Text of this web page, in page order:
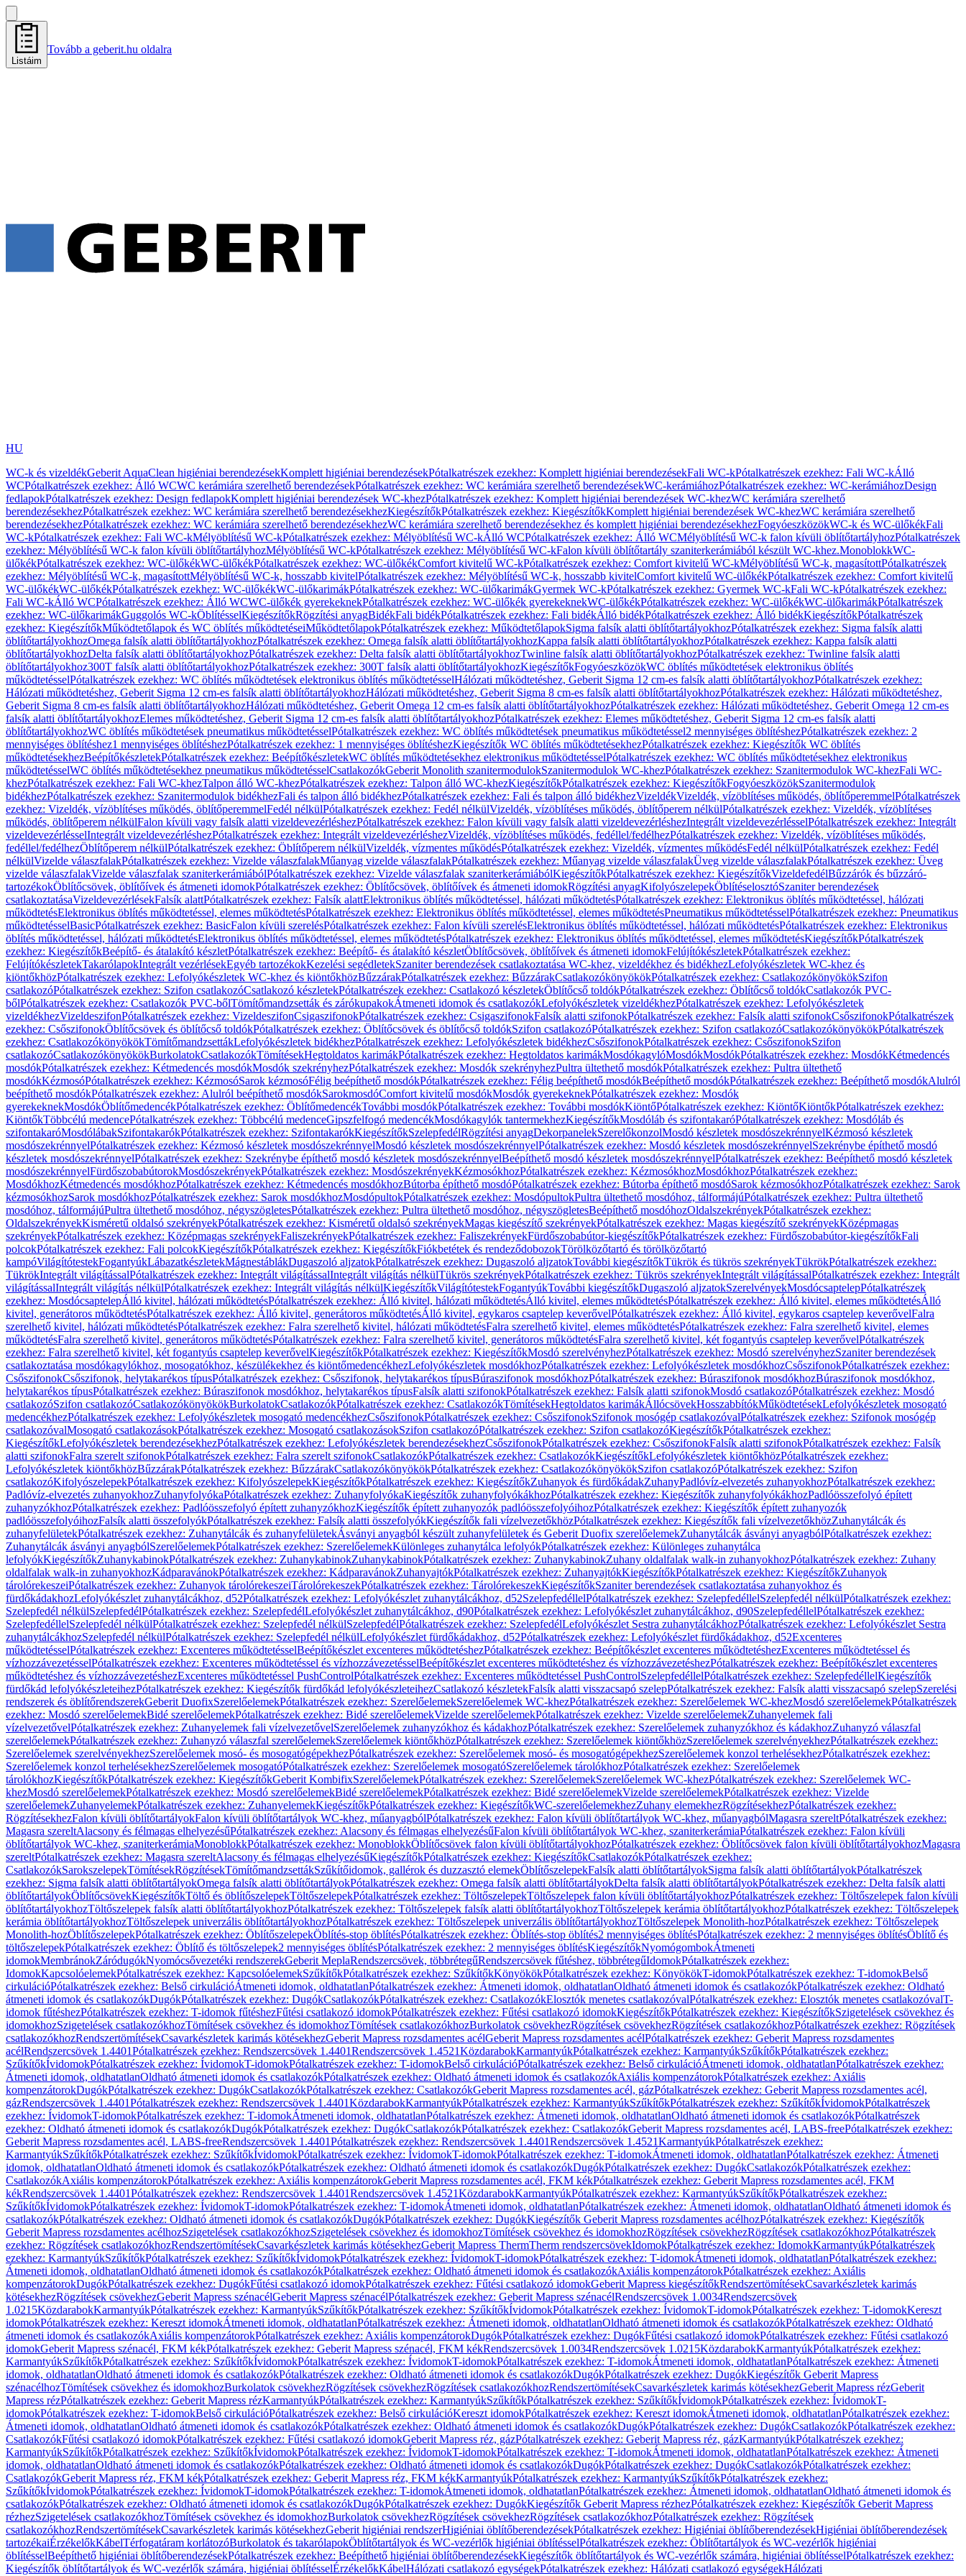
Listáim
Tovább a geberit.hu oldalra
HU
WC-k és vizeldékGeberit AquaClean higiéniai berendezésekKomplett higiéniai berendezésekPótalkatrészek ezekhez: Komplett higiéniai berendezésekFali WC-kPótalkatrészek ezekhez: Fali WC-kÁlló
WCPótalkatrészek ezekhez: Álló WCWC kerámiára szerelhető berendezésekPótalkatrészek ezekhez: WC kerámiára szerelhető berendezésekWC-kerámiáhozPótalkatrészek ezekhez: WC-kerámiáhozDesign
fedlapokPótalkatrészek ezekhez: Design fedlapokKomplett higiéniai berendezések WC-khezPótalkatrészek ezekhez: Komplett higiéniai berendezések WC-khezWC kerámiára szerelhető
berendezésekhezPótalkatrészek ezekhez: WC kerámiára szerelhető berendezésekhezKiegészítőkPótalkatrészek ezekhez: KiegészítőkKomplett higiéniai berendezések WC-khezWC kerámiára szerelhető
berendezésekhezPótalkatrészek ezekhez: WC kerámiára szerelhető berendezésekhezWC kerámiára szerelhető berendezésekhez és komplett higiéniai berendezésekhezFogyóeszközökWC-k és WC-ülőkékFali
WC-kPótalkatrészek ezekhez: Fali WC-kMélyöblítésű WC-kPótalkatrészek ezekhez: Mélyöblítésű WC-kÁlló WCPótalkatrészek ezekhez: Álló WCMélyöblítésű WC-k falon kívüli öblítőtartályhozPótalkatrészek
ezekhez: Mélyöblítésű WC-k falon kívüli öblítőtartályhozMélyöblítésű WC-kPótalkatrészek ezekhez: Mélyöblítésű WC-kFalon kívüli öblítőtartály szaniterkerámiából készült WC-khez.MonoblokkWC-
ülőkékPótalkatrészek ezekhez: WC-ülőkékWC-ülőkékPótalkatrészek ezekhez: WC-ülőkékComfort kivitelű WC-kPótalkatrészek ezekhez: Comfort kivitelű WC-kMélyöblítésű WC-k, magasítottPótalkatrészek
ezekhez: Mélyöblítésű WC-k, magasítottMélyöblítésű WC-k, hosszabb kivitelPótalkatrészek ezekhez: Mélyöblítésű WC-k, hosszabb kivitelComfort kivitelű WC-ülőkékPótalkatrészek ezekhez: Comfort kivitelű
WC-ülőkékWC-ülőkékPótalkatrészek ezekhez: WC-ülőkékWC-ülőkarimákPótalkatrészek ezekhez: WC-ülőkarimákGyermek WC-kPótalkatrészek ezekhez: Gyermek WC-kFali WC-kPótalkatrészek ezekhez:
Fali WC-kÁlló WCPótalkatrészek ezekhez: Álló WCWC-ülőkék gyerekeknekPótalkatrészek ezekhez: WC-ülőkék gyerekeknekWC-ülőkékPótalkatrészek ezekhez: WC-ülőkékWC-ülőkarimákPótalkatrészek
ezekhez: WC-ülőkarimákGuggolós WC-kÖblítésselKiegészítőkRögzítési anyagBidékFali bidékPótalkatrészek ezekhez: Fali bidékÁlló bidékPótalkatrészek ezekhez: Álló bidékKiegészítőkPótalkatrészek
ezekhez: KiegészítőkMűködtetőlapok és WC öblítés működtetéseiMűködtetőlapokPótalkatrészek ezekhez: MűködtetőlapokSigma falsík alatti öblítőtartályokhozPótalkatrészek ezekhez: Sigma falsík alatti
öblítőtartályokhozOmega falsík alatti öblítőtartályokhozPótalkatrészek ezekhez: Omega falsík alatti öblítőtartályokhozKappa falsík alatti öblítőtartályokhozPótalkatrészek ezekhez: Kappa falsík alatti
öblítőtartályokhozDelta falsík alatti öblítőtartályokhozPótalkatrészek ezekhez: Delta falsík alatti öblítőtartályokhozTwinline falsík alatti öblítőtartályokhozPótalkatrészek ezekhez: Twinline falsík alatti
öblítőtartályokhoz300T falsík alatti öblítőtartályokhozPótalkatrészek ezekhez: 300T falsík alatti öblítőtartályokhozKiegészítőkFogyóeszközökWC öblítés működtetések elektronikus öblítés
működtetésselPótalkatrészek ezekhez: WC öblítés működtetések elektronikus öblítés működtetésselHálózati működtetéshez, Geberit Sigma 12 cm-es falsík alatti öblítőtartályokhozPótalkatrészek ezekhez:
Hálózati működtetéshez, Geberit Sigma 12 cm-es falsík alatti öblítőtartályokhozHálózati működtetéshez, Geberit Sigma 8 cm-es falsík alatti öblítőtartályokhozPótalkatrészek ezekhez: Hálózati működtetéshez,
Geberit Sigma 8 cm-es falsík alatti öblítőtartályokhozHálózati működtetéshez, Geberit Omega 12 cm-es falsík alatti öblítőtartályokhozPótalkatrészek ezekhez: Hálózati működtetéshez, Geberit Omega 12 cm-es
falsík alatti öblítőtartályokhozElemes működtetéshez, Geberit Sigma 12 cm-es falsík alatti öblítőtartályokhozPótalkatrészek ezekhez: Elemes működtetéshez, Geberit Sigma 12 cm-es falsík alatti
öblítőtartályokhozWC öblítés működtetések pneumatikus működtetésselPótalkatrészek ezekhez: WC öblítés működtetések pneumatikus működtetéssel2 mennyiséges öblítéshezPótalkatrészek ezekhez: 2
mennyiséges öblítéshez1 mennyiséges öblítéshezPótalkatrészek ezekhez: 1 mennyiséges öblítéshezKiegészítők WC öblítés működtetésekhezPótalkatrészek ezekhez: Kiegészítők WC öblítés
működtetésekhezBeépítőkészletekPótalkatrészek ezekhez: BeépítőkészletekWC öblítés működtetésekhez elektronikus működtetésselPótalkatrészek ezekhez: WC öblítés működtetésekhez elektronikus
működtetésselWC öblítés működtetésekhez pneumatikus működtetésselCsatlakozókGeberit Monolith szanitermodulokSzanitermodulok WC-khezPótalkatrészek ezekhez: Szanitermodulok WC-khezFali WC-
khezPótalkatrészek ezekhez: Fali WC-khezTalpon álló WC-khezPótalkatrészek ezekhez: Talpon álló WC-khezKiegészítőkPótalkatrészek ezekhez: KiegészítőkFogyóeszközökSzanitermodulok
bidékhezPótalkatrészek ezekhez: Szanitermodulok bidékhezFali és talpon álló bidékhezPótalkatrészek ezekhez: Fali és talpon álló bidékhezVizeldékVizeldék, vízöblítéses működés, öblítőperemmelPótalkatrészek
ezekhez: Vizeldék, vízöblítéses működés, öblítőperemmelFedél nélkülPótalkatrészek ezekhez: Fedél nélkülVizeldék, vízöblítéses működés, öblítőperem nélkülPótalkatrészek ezekhez: Vizeldék, vízöblítéses
működés, öblítőperem nélkülFalon kívüli vagy falsík alatti vizeldevezérléshezPótalkatrészek ezekhez: Falon kívüli vagy falsík alatti vizeldevezérléshezIntegrált vizeldevezérlésselPótalkatrészek ezekhez: Integrált
vizeldevezérlésselIntegrált vizeldevezérléshezPótalkatrészek ezekhez: Integrált vizeldevezérléshezVizeldék, vízöblítéses működés, fedéllel/fedélhezPótalkatrészek ezekhez: Vizeldék, vízöblítéses működés,
fedéllel/fedélhezÖblítőperem nélkülPótalkatrészek ezekhez: Öblítőperem nélkülVizeldék, vízmentes működésPótalkatrészek ezekhez: Vizeldék, vízmentes működésFedél nélkülPótalkatrészek ezekhez: Fedél
nélkülVizelde válaszfalakPótalkatrészek ezekhez: Vizelde válaszfalakMűanyag vizelde válaszfalakPótalkatrészek ezekhez: Műanyag vizelde válaszfalakÜveg vizelde válaszfalakPótalkatrészek ezekhez: Üveg
vizelde válaszfalakVizelde válaszfalak szaniterkerámiábólPótalkatrészek ezekhez: Vizelde válaszfalak szaniterkerámiábólKiegészítőkPótalkatrészek ezekhez: KiegészítőkVizeldefedélBűzzárók és bűzzáró-
tartozékokÖblítőcsövek, öblítőívek és átmeneti idomokPótalkatrészek ezekhez: Öblítőcsövek, öblítőívek és átmeneti idomokRögzítési anyagKifolyószelepekÖblítéselosztóSzaniter berendezések
csatlakoztatásaVizeldevezérlésekFalsík alattPótalkatrészek ezekhez: Falsík alattElektronikus öblítés működtetéssel, hálózati működtetésPótalkatrészek ezekhez: Elektronikus öblítés működtetéssel, hálózati
működtetésElektronikus öblítés működtetéssel, elemes működtetésPótalkatrészek ezekhez: Elektronikus öblítés működtetéssel, elemes működtetésPneumatikus működtetésselPótalkatrészek ezekhez: Pneumatikus
működtetésselBasicPótalkatrészek ezekhez: BasicFalon kívüli szerelésPótalkatrészek ezekhez: Falon kívüli szerelésElektronikus öblítés működtetéssel, hálózati működtetésPótalkatrészek ezekhez: Elektronikus
öblítés működtetéssel, hálózati működtetésElektronikus öblítés működtetéssel, elemes működtetésPótalkatrészek ezekhez: Elektronikus öblítés működtetéssel, elemes működtetésKiegészítőkPótalkatrészek
ezekhez: KiegészítőkBeépítő- és átalakító készletPótalkatrészek ezekhez: Beépítő- és átalakító készletÖblítőcsövek, öblítőívek és átmeneti idomokFelújítókészletekPótalkatrészek ezekhez:
FelújítókészletekTakarólapokIntegrált vezérlésekEgyéb tartozékokKezelési segédletekSzaniter berendezések csatlakoztatása WC-khez, vizeldékhez és bidékhezLefolyókészletek WC-khez és
kiöntőkhözPótalkatrészek ezekhez: Lefolyókészletek WC-khez és kiöntőkhözBűzzárakPótalkatrészek ezekhez: BűzzárakCsatlakozókönyökökPótalkatrészek ezekhez: CsatlakozókönyökökSzifon
csatlakozóPótalkatrészek ezekhez: Szifon csatlakozóCsatlakozó készletekPótalkatrészek ezekhez: Csatlakozó készletekÖblítőcső toldókPótalkatrészek ezekhez: Öblítőcső toldókCsatlakozók PVC-
bőlPótalkatrészek ezekhez: Csatlakozók PVC-bőlTömítőmandzsetták és zárókupakokÁtmeneti idomok és csatlakozókLefolyókészletek vizeldékhezPótalkatrészek ezekhez: Lefolyókészletek
vizeldékhezVizeldeszifonPótalkatrészek ezekhez: VizeldeszifonCsigaszifonokPótalkatrészek ezekhez: CsigaszifonokFalsík alatti szifonokPótalkatrészek ezekhez: Falsík alatti szifonokCsőszifonokPótalkatrészek
ezekhez: CsőszifonokÖblítőcsövek és öblítőcső toldókPótalkatrészek ezekhez: Öblítőcsövek és öblítőcső toldókSzifon csatlakozóPótalkatrészek ezekhez: Szifon csatlakozóCsatlakozókönyökökPótalkatrészek
ezekhez: CsatlakozókönyökökTömítőmandzsettákLefolyókészletek bidékhezPótalkatrészek ezekhez: Lefolyókészletek bidékhezCsőszifonokPótalkatrészek ezekhez: CsőszifonokSzifon
csatlakozóCsatlakozókönyökökBurkolatokCsatlakozókTömítésekHegtoldatos karimákPótalkatrészek ezekhez: Hegtoldatos karimákMosdókagylóMosdókMosdókPótalkatrészek ezekhez: MosdókKétmedencés
mosdókPótalkatrészek ezekhez: Kétmedencés mosdókMosdók szekrényhezPótalkatrészek ezekhez: Mosdók szekrényhezPultra ültethető mosdókPótalkatrészek ezekhez: Pultra ültethető
mosdókKézmosóPótalkatrészek ezekhez: KézmosóSarok kézmosóFélig beépíthető mosdókPótalkatrészek ezekhez: Félig beépíthető mosdókBeépíthető mosdókPótalkatrészek ezekhez: Beépíthető mosdókAlulról
beépíthető mosdókPótalkatrészek ezekhez: Alulról beépíthető mosdókSarokmosdóComfort kivitelű mosdókMosdók gyerekeknekPótalkatrészek ezekhez: Mosdók
gyerekeknekMosdókÖblítőmedencékPótalkatrészek ezekhez: ÖblítőmedencékTovábbi mosdókPótalkatrészek ezekhez: További mosdókKiöntőPótalkatrészek ezekhez: KiöntőKiöntőkPótalkatrészek ezekhez:
KiöntőkTöbbcélú medencePótalkatrészek ezekhez: Többcélú medenceGipszfelfogó medencékMosdókagylók tantermekhezKiegészítőkMosdóláb és szifontakaróPótalkatrészek ezekhez: Mosdóláb és
szifontakaróMosdólábakSzifontakarókPótalkatrészek ezekhez: SzifontakarókKiegészítőkSzelepfedélRögzítési anyagDekorpanelekSzerelőkonzolMosdó készletek mosdószekrénnyelKézmosó készletek
mosdószekrénnyelPótalkatrészek ezekhez: Kézmosó készletek mosdószekrénnyelMosdó készletek mosdószekrénnyelPótalkatrészek ezekhez: Mosdó készletek mosdószekrénnyelSzekrénybe építhető mosdó
készletek mosdószekrénnyelPótalkatrészek ezekhez: Szekrénybe építhető mosdó készletek mosdószekrénnyelBeépíthető mosdó készletek mosdószekrénnyelPótalkatrészek ezekhez: Beépíthető mosdó készletek
mosdószekrénnyelFürdőszobabútorokMosdószekrényekPótalkatrészek ezekhez: MosdószekrényekKézmosókhozPótalkatrészek ezekhez: KézmosókhozMosdókhozPótalkatrészek ezekhez:
MosdókhozKétmedencés mosdókhozPótalkatrészek ezekhez: Kétmedencés mosdókhozBútorba építhető mosdóPótalkatrészek ezekhez: Bútorba építhető mosdóSarok kézmosókhozPótalkatrészek ezekhez: Sarok
kézmosókhozSarok mosdókhozPótalkatrészek ezekhez: Sarok mosdókhozMosdópultokPótalkatrészek ezekhez: MosdópultokPultra ültethető mosdóhoz, tálformájúPótalkatrészek ezekhez: Pultra ültethető
mosdóhoz, tálformájúPultra ültethető mosdóhoz, négyszögletesPótalkatrészek ezekhez: Pultra ültethető mosdóhoz, négyszögletesBeépíthető mosdóhozOldalszekrényekPótalkatrészek ezekhez:
OldalszekrényekKisméretű oldalsó szekrényekPótalkatrészek ezekhez: Kisméretű oldalsó szekrényekMagas kiegészítő szekrényekPótalkatrészek ezekhez: Magas kiegészítő szekrényekKözépmagas
szekrényekPótalkatrészek ezekhez: Középmagas szekrényekFaliszekrényekPótalkatrészek ezekhez: FaliszekrényekFürdőszobabútor-kiegészítőkPótalkatrészek ezekhez: Fürdőszobabútor-kiegészítőkFali
polcokPótalkatrészek ezekhez: Fali polcokKiegészítőkPótalkatrészek ezekhez: KiegészítőkFiókbetétek és rendeződobozokTörölközőtartó és törölközőtartó
kampóVilágítótestekFogantyúkLábazatkészletekMágnestáblákDugaszoló aljzatokPótalkatrészek ezekhez: Dugaszoló aljzatokTovábbi kiegészítőkTükrök és tükrös szekrényekTükrökPótalkatrészek ezekhez:
TükrökIntegrált világítássalPótalkatrészek ezekhez: Integrált világítássalIntegrált világítás nélkülTükrös szekrényekPótalkatrészek ezekhez: Tükrös szekrényekIntegrált világítássalPótalkatrészek ezekhez: Integrált
világítássalIntegrált világítás nélkülPótalkatrészek ezekhez: Integrált világítás nélkülKiegészítőkVilágítótestekFogantyúkTovábbi kiegészítőkDugaszoló aljzatokSzerelvényekMosdócsaptelepPótalkatrészek
ezekhez: MosdócsaptelepÁlló kivitel, hálózati működtetésPótalkatrészek ezekhez: Álló kivitel, hálózati működtetésÁlló kivitel, elemes működtetésPótalkatrészek ezekhez: Álló kivitel, elemes működtetésÁlló
kivitel, generátoros működtetésPótalkatrészek ezekhez: Álló kivitel, generátoros működtetésÁlló kivitel, egykaros csaptelep keverővelPótalkatrészek ezekhez: Álló kivitel, egykaros csaptelep keverővelFalra
szerelhető kivitel, hálózati működtetésPótalkatrészek ezekhez: Falra szerelhető kivitel, hálózati működtetésFalra szerelhető kivitel, elemes működtetésPótalkatrészek ezekhez: Falra szerelhető kivitel, elemes
működtetésFalra szerelhető kivitel, generátoros működtetésPótalkatrészek ezekhez: Falra szerelhető kivitel, generátoros működtetésFalra szerelhető kivitel, két fogantyús csaptelep keverővelPótalkatrészek
ezekhez: Falra szerelhető kivitel, két fogantyús csaptelep keverővelKiegészítőkPótalkatrészek ezekhez: KiegészítőkMosdó szerelvényhezPótalkatrészek ezekhez: Mosdó szerelvényhezSzaniter berendezések
csatlakoztatása mosdókagylókhoz, mosogatókhoz, készülékekhez és kiöntőmedencékhezLefolyókészletek mosdókhozPótalkatrészek ezekhez: Lefolyókészletek mosdókhozCsőszifonokPótalkatrészek ezekhez:
CsőszifonokCsőszifonok, helytakarékos típusPótalkatrészek ezekhez: Csőszifonok, helytakarékos típusBúraszifonok mosdókhozPótalkatrészek ezekhez: Búraszifonok mosdókhozBúraszifonok mosdókhoz,
helytakarékos típusPótalkatrészek ezekhez: Búraszifonok mosdókhoz, helytakarékos típusFalsík alatti szifonokPótalkatrészek ezekhez: Falsík alatti szifonokMosdó csatlakozóPótalkatrészek ezekhez: Mosdó
csatlakozóSzifon csatlakozóCsatlakozókönyökökBurkolatokCsatlakozókPótalkatrészek ezekhez: CsatlakozókTömítésekHegtoldatos karimákÁllócsövekHosszabbítókMűködtetésekLefolyókészletek mosogató
medencékhezPótalkatrészek ezekhez: Lefolyókészletek mosogató medencékhezCsőszifonokPótalkatrészek ezekhez: CsőszifonokSzifonok mosógép csatlakozóvalPótalkatrészek ezekhez: Szifonok mosógép
csatlakozóvalMosogató csatlakozásokPótalkatrészek ezekhez: Mosogató csatlakozásokSzifon csatlakozóPótalkatrészek ezekhez: Szifon csatlakozóKiegészítőkPótalkatrészek ezekhez:
KiegészítőkLefolyókészletek berendezésekhezPótalkatrészek ezekhez: Lefolyókészletek berendezésekhezCsőszifonokPótalkatrészek ezekhez: CsőszifonokFalsík alatti szifonokPótalkatrészek ezekhez: Falsík
alatti szifonokFalra szerelt szifonokPótalkatrészek ezekhez: Falra szerelt szifonokCsatlakozókPótalkatrészek ezekhez: CsatlakozókKiegészítőkLefolyókészletek kiöntőkhözPótalkatrészek ezekhez:
Lefolyókészletek kiöntőkhözBűzzárakPótalkatrészek ezekhez: BűzzárakCsatlakozókönyökökPótalkatrészek ezekhez: CsatlakozókönyökökSzifon csatlakozóPótalkatrészek ezekhez: Szifon
csatlakozóKifolyószelepekPótalkatrészek ezekhez: KifolyószelepekKiegészítőkPótalkatrészek ezekhez: KiegészítőkZuhanyok és fürdőkádakZuhanyPadlóvíz-elvezetés zuhanyokhozPótalkatrészek ezekhez:
Padlóvíz-elvezetés zuhanyokhozZuhanyfolyókaPótalkatrészek ezekhez: ZuhanyfolyókaKiegészítők zuhanyfolyókákhozPótalkatrészek ezekhez: Kiegészítők zuhanyfolyókákhozPadlóösszefolyó épített
zuhanyzókhozPótalkatrészek ezekhez: Padlóösszefolyó épített zuhanyzókhozKiegészítők épített zuhanyozók padlóösszefolyóihozPótalkatrészek ezekhez: Kiegészítők épített zuhanyozók
padlóösszefolyóihozFalsík alatti összefolyókPótalkatrészek ezekhez: Falsík alatti összefolyókKiegészítők fali vízelvezetőkhözPótalkatrészek ezekhez: Kiegészítők fali vízelvezetőkhözZuhanytálcák és
zuhanyfelületekPótalkatrészek ezekhez: Zuhanytálcák és zuhanyfelületekÁsványi anyagból készült zuhanyfelületek és Geberit Duofix szerelőelemekZuhanytálcák ásványi anyagbólPótalkatrészek ezekhez:
Zuhanytálcák ásványi anyagbólSzerelőelemekPótalkatrészek ezekhez: SzerelőelemekKülönleges zuhanytálca lefolyókPótalkatrészek ezekhez: Különleges zuhanytálca
lefolyókKiegészítőkZuhanykabinokPótalkatrészek ezekhez: ZuhanykabinokZuhanykabinokPótalkatrészek ezekhez: ZuhanykabinokZuhany oldalfalak walk-in zuhanyokhozPótalkatrészek ezekhez: Zuhany
oldalfalak walk-in zuhanyokhozKádparavánokPótalkatrészek ezekhez: KádparavánokZuhanyajtókPótalkatrészek ezekhez: ZuhanyajtókKiegészítőkPótalkatrészek ezekhez: KiegészítőkZuhanyok
tárolórekeszeiPótalkatrészek ezekhez: Zuhanyok tárolórekeszeiTárolórekeszekPótalkatrészek ezekhez: TárolórekeszekKiegészítőkSzaniter berendezések csatlakoztatása zuhanyokhoz és
fürdőkádakhozLefolyókészlet zuhanytálcákhoz, d52Pótalkatrészek ezekhez: Lefolyókészlet zuhanytálcákhoz, d52SzelepfedéllelPótalkatrészek ezekhez: SzelepfedéllelSzelepfedél nélkülPótalkatrészek ezekhez:
Szelepfedél nélkülSzelepfedélPótalkatrészek ezekhez: SzelepfedélLefolyókészlet zuhanytálcákhoz, d90Pótalkatrészek ezekhez: Lefolyókészlet zuhanytálcákhoz, d90SzelepfedéllelPótalkatrészek ezekhez:
SzelepfedéllelSzelepfedél nélkülPótalkatrészek ezekhez: Szelepfedél nélkülSzelepfedélPótalkatrészek ezekhez: SzelepfedélLefolyókészlet Sestra zuhanytálcákhozPótalkatrészek ezekhez: Lefolyókészlet Sestra
zuhanytálcákhozSzelepfedél nélkülPótalkatrészek ezekhez: Szelepfedél nélkülLefolyókészlet fürdőkádakhoz, d52Pótalkatrészek ezekhez: Lefolyókészlet fürdőkádakhoz, d52Excenteres
működtetésselPótalkatrészek ezekhez: Excenteres működtetésselBeépítőkészlet excenteres működtetéshezPótalkatrészek ezekhez: Beépítőkészlet excenteres működtetéshezExcenteres működtetéssel és
vízhozzávezetésselPótalkatrészek ezekhez: Excenteres működtetéssel és vízhozzávezetésselBeépítőkészlet excenteres működtetéshez és vízhozzávezetéshezPótalkatrészek ezekhez: Beépítőkészlet excenteres
működtetéshez és vízhozzávezetéshezExcenteres működtetéssel PushControlPótalkatrészek ezekhez: Excenteres működtetéssel PushControlSzelepfedéllelPótalkatrészek ezekhez: SzelepfedéllelKiegészítők
fürdőkád lefolyókészleteihezPótalkatrészek ezekhez: Kiegészítők fürdőkád lefolyókészleteihezCsatlakozó készletekFalsík alatti visszacsapó szelepPótalkatrészek ezekhez: Falsík alatti visszacsapó szelepSzerelési
rendszerek és öblítőrendszerekGeberit DuofixSzerelőelemekPótalkatrészek ezekhez: SzerelőelemekSzerelőelemek WC-khezPótalkatrészek ezekhez: Szerelőelemek WC-khezMosdó szerelőelemekPótalkatrészek
ezekhez: Mosdó szerelőelemekBidé szerelőelemekPótalkatrészek ezekhez: Bidé szerelőelemekVizelde szerelőelemekPótalkatrészek ezekhez: Vizelde szerelőelemekZuhanyelemek fali
vízelvezetővelPótalkatrészek ezekhez: Zuhanyelemek fali vízelvezetővelSzerelőelemek zuhanyzókhoz és kádakhozPótalkatrészek ezekhez: Szerelőelemek zuhanyzókhoz és kádakhozZuhanyzó válaszfal
szerelőelemekPótalkatrészek ezekhez: Zuhanyzó válaszfal szerelőelemekSzerelőelemek kiöntőkhözPótalkatrészek ezekhez: Szerelőelemek kiöntőkhözSzerelőelemek szerelvényekhezPótalkatrészek ezekhez:
Szerelőelemek szerelvényekhezSzerelőelemek mosó- és mosogatógépekhezPótalkatrészek ezekhez: Szerelőelemek mosó- és mosogatógépekhezSzerelőelemek konzol terhelésekhezPótalkatrészek ezekhez:
Szerelőelemek konzol terhelésekhezSzerelőelemek mosogatóPótalkatrészek ezekhez: Szerelőelemek mosogatóSzerelőelemek tárolókhozPótalkatrészek ezekhez: Szerelőelemek
tárolókhozKiegészítőkPótalkatrészek ezekhez: KiegészítőkGeberit KombifixSzerelőelemekPótalkatrészek ezekhez: SzerelőelemekSzerelőelemek WC-khezPótalkatrészek ezekhez: Szerelőelemek WC-
khezMosdó szerelőelemekPótalkatrészek ezekhez: Mosdó szerelőelemekBidé szerelőelemekPótalkatrészek ezekhez: Bidé szerelőelemekVizelde szerelőelemekPótalkatrészek ezekhez: Vizelde
szerelőelemekZuhanyelemekPótalkatrészek ezekhez: ZuhanyelemekKiegészítőkPótalkatrészek ezekhez: KiegészítőkWC-szerelőelemekhezZuhany elemekhezRögzítésekhezPótalkatrészek ezekhez:
RögzítésekhezFalon kívüli öblítőtartályokFalon kívüli öblítőtartályok WC-khez, műanyagbólPótalkatrészek ezekhez: Falon kívüli öblítőtartályok WC-khez, műanyagbólMagasra szereltPótalkatrészek ezekhez:
Magasra szereltAlacsony és félmagas elhelyezésűPótalkatrészek ezekhez: Alacsony és félmagas elhelyezésűFalon kívüli öblítőtartályok WC-khez, szaniterkerámiaPótalkatrészek ezekhez: Falon kívüli
öblítőtartályok WC-khez, szaniterkerámiaMonoblokkPótalkatrészek ezekhez: MonoblokkÖblítőcsövek falon kívüli öblítőtartályokhozPótalkatrészek ezekhez: Öblítőcsövek falon kívüli öblítőtartályokhozMagasra
szereltPótalkatrészek ezekhez: Magasra szereltAlacsony és félmagas elhelyezésűKiegészítőkPótalkatrészek ezekhez: KiegészítőkCsatlakozókPótalkatrészek ezekhez:
CsatlakozókSarokszelepekTömítésekRögzítésekTömítőmandzsettákSzűkítőidomok, gallérok és duzzasztó elemekÖblítőszelepekFalsík alatti öblítőtartályokSigma falsík alatti öblítőtartályokPótalkatrészek
ezekhez: Sigma falsík alatti öblítőtartályokOmega falsík alatti öblítőtartályokPótalkatrészek ezekhez: Omega falsík alatti öblítőtartályokDelta falsík alatti öblítőtartályokPótalkatrészek ezekhez: Delta falsík alatti
öblítőtartályokÖblítőcsövekKiegészítőkTöltő és öblítőszelepekTöltőszelepekPótalkatrészek ezekhez: TöltőszelepekTöltőszelepek falon kívüli öblítőtartályokhozPótalkatrészek ezekhez: Töltőszelepek falon kívüli
öblítőtartályokhozTöltőszelepek falsík alatti öblítőtartályokhozPótalkatrészek ezekhez: Töltőszelepek falsík alatti öblítőtartályokhozTöltőszelepek kerámia öblítőtartályokhozPótalkatrészek ezekhez: Töltőszelepek
kerámia öblítőtartályokhozTöltőszelepek univerzális öblítőtartályokhozPótalkatrészek ezekhez: Töltőszelepek univerzális öblítőtartályokhozTöltőszelepek Monolith-hozPótalkatrészek ezekhez: Töltőszelepek
Monolith-hozÖblítőszelepekPótalkatrészek ezekhez: ÖblítőszelepekÖblítés-stop öblítésPótalkatrészek ezekhez: Öblítés-stop öblítés2 mennyiséges öblítésPótalkatrészek ezekhez: 2 mennyiséges öblítésÖblítő és
töltőszelepekPótalkatrészek ezekhez: Öblítő és töltőszelepek2 mennyiséges öblítésPótalkatrészek ezekhez: 2 mennyiséges öblítésKiegészítőkNyomógombokÁtmeneti
idomokMembránokZáródugókNyomócsővezetéki rendszerekGeberit MeplaRendszercsövek, többrétegűRendszercsövek fűtéshez, többrétegűIdomokPótalkatrészek ezekhez:
IdomokKapcsolóelemekPótalkatrészek ezekhez: KapcsolóelemekSzűkítőkPótalkatrészek ezekhez: SzűkítőkKönyökökPótalkatrészek ezekhez: KönyökökT-idomokPótalkatrészek ezekhez: T-idomokBelső
cirkulációPótalkatrészek ezekhez: Belső cirkulációÁtmeneti idomok, oldhatatlanPótalkatrészek ezekhez: Átmeneti idomok, oldhatatlanOldható átmeneti idomok és csatlakozókPótalkatrészek ezekhez: Oldható
átmeneti idomok és csatlakozókDugókPótalkatrészek ezekhez: DugókCsatlakozókPótalkatrészek ezekhez: CsatlakozókElosztók menetes csatlakozóvalPótalkatrészek ezekhez: Elosztók menetes csatlakozóvalT-
idomok fűtéshezPótalkatrészek ezekhez: T-idomok fűtéshezFűtési csatlakozó idomokPótalkatrészek ezekhez: Fűtési csatlakozó idomokKiegészítőkPótalkatrészek ezekhez: KiegészítőkSzigetelések csövekhez és
idomokhozSzigetelések csatlakozókhozTömítések csövekhez és idomokhozTömítések csatlakozókhozBurkolatok csövekhezRögzítések csövekhezRögzítések csatlakozókhozPótalkatrészek ezekhez: Rögzítések
csatlakozókhozRendszertömítésekCsavarkészletek karimás kötésekhezGeberit Mapress rozsdamentes acélGeberit Mapress rozsdamentes acélPótalkatrészek ezekhez: Geberit Mapress rozsdamentes
acélRendszercsövek 1.4401Pótalkatrészek ezekhez: Rendszercsövek 1.4401Rendszercsövek 1.4521KözdarabokKarmantyúkPótalkatrészek ezekhez: KarmantyúkSzűkítőkPótalkatrészek ezekhez:
SzűkítőkÍvidomokPótalkatrészek ezekhez: ÍvidomokT-idomokPótalkatrészek ezekhez: T-idomokBelső cirkulációPótalkatrészek ezekhez: Belső cirkulációÁtmeneti idomok, oldhatatlanPótalkatrészek ezekhez:
Átmeneti idomok, oldhatatlanOldható átmeneti idomok és csatlakozókPótalkatrészek ezekhez: Oldható átmeneti idomok és csatlakozókAxiális kompenzátorokPótalkatrészek ezekhez: Axiális
kompenzátorokDugókPótalkatrészek ezekhez: DugókCsatlakozókPótalkatrészek ezekhez: CsatlakozókGeberit Mapress rozsdamentes acél, gázPótalkatrészek ezekhez: Geberit Mapress rozsdamentes acél,
gázRendszercsövek 1.4401Pótalkatrészek ezekhez: Rendszercsövek 1.4401KözdarabokKarmantyúkPótalkatrészek ezekhez: KarmantyúkSzűkítőkPótalkatrészek ezekhez: SzűkítőkÍvidomokPótalkatrészek
ezekhez: ÍvidomokT-idomokPótalkatrészek ezekhez: T-idomokÁtmeneti idomok, oldhatatlanPótalkatrészek ezekhez: Átmeneti idomok, oldhatatlanOldható átmeneti idomok és csatlakozókPótalkatrészek
ezekhez: Oldható átmeneti idomok és csatlakozókDugókPótalkatrészek ezekhez: DugókCsatlakozókPótalkatrészek ezekhez: CsatlakozókGeberit Mapress rozsdamentes acél, LABS-freePótalkatrészek ezekhez:
Geberit Mapress rozsdamentes acél, LABS-freeRendszercsövek 1.4401Pótalkatrészek ezekhez: Rendszercsövek 1.4401Rendszercsövek 1.4521KarmantyúkPótalkatrészek ezekhez:
KarmantyúkSzűkítőkPótalkatrészek ezekhez: SzűkítőkÍvidomokPótalkatrészek ezekhez: ÍvidomokT-idomokPótalkatrészek ezekhez: T-idomokÁtmeneti idomok, oldhatatlanPótalkatrészek ezekhez: Átmeneti
idomok, oldhatatlanOldható átmeneti idomok és csatlakozókPótalkatrészek ezekhez: Oldható átmeneti idomok és csatlakozókDugókPótalkatrészek ezekhez: DugókCsatlakozókPótalkatrészek ezekhez:
CsatlakozókAxiális kompenzátorokPótalkatrészek ezekhez: Axiális kompenzátorokGeberit Mapress rozsdamentes acél, FKM kékPótalkatrészek ezekhez: Geberit Mapress rozsdamentes acél, FKM
kékRendszercsövek 1.4401Pótalkatrészek ezekhez: Rendszercsövek 1.4401Rendszercsövek 1.4521KözdarabokKarmantyúkPótalkatrészek ezekhez: KarmantyúkSzűkítőkPótalkatrészek ezekhez:
SzűkítőkÍvidomokPótalkatrészek ezekhez: ÍvidomokT-idomokPótalkatrészek ezekhez: T-idomokÁtmeneti idomok, oldhatatlanPótalkatrészek ezekhez: Átmeneti idomok, oldhatatlanOldható átmeneti idomok és
csatlakozókPótalkatrészek ezekhez: Oldható átmeneti idomok és csatlakozókDugókPótalkatrészek ezekhez: DugókKiegészítők Geberit Mapress rozsdamentes acélhozPótalkatrészek ezekhez: Kiegészítők
Geberit Mapress rozsdamentes acélhozSzigetelések csatlakozókhozSzigetelések csövekhez és idomokhozTömítések csövekhez és idomokhozRögzítések csövekhezRögzítések csatlakozókhozPótalkatrészek
ezekhez: Rögzítések csatlakozókhozRendszertömítésekCsavarkészletek karimás kötésekhezGeberit Mapress ThermTherm rendszercsövekIdomokPótalkatrészek ezekhez: IdomokKarmantyúkPótalkatrészek
ezekhez: KarmantyúkSzűkítőkPótalkatrészek ezekhez: SzűkítőkÍvidomokPótalkatrészek ezekhez: ÍvidomokT-idomokPótalkatrészek ezekhez: T-idomokÁtmeneti idomok, oldhatatlanPótalkatrészek ezekhez:
Átmeneti idomok, oldhatatlanOldható átmeneti idomok és csatlakozókPótalkatrészek ezekhez: Oldható átmeneti idomok és csatlakozókAxiális kompenzátorokPótalkatrészek ezekhez: Axiális
kompenzátorokDugókPótalkatrészek ezekhez: DugókFűtési csatlakozó idomokPótalkatrészek ezekhez: Fűtési csatlakozó idomokGeberit Mapress kiegészítőkRendszertömítésekCsavarkészletek karimás
kötésekhezRögzítések csövekhezGeberit Mapress szénacélGeberit Mapress szénacélPótalkatrészek ezekhez: Geberit Mapress szénacélRendszercsövek 1.0034Rendszercsövek
1.0215KözdarabokKarmantyúkPótalkatrészek ezekhez: KarmantyúkSzűkítőkPótalkatrészek ezekhez: SzűkítőkÍvidomokPótalkatrészek ezekhez: ÍvidomokT-idomokPótalkatrészek ezekhez: T-idomokKereszt
idomokPótalkatrészek ezekhez: Kereszt idomokÁtmeneti idomok, oldhatatlanPótalkatrészek ezekhez: Átmeneti idomok, oldhatatlanOldható átmeneti idomok és csatlakozókPótalkatrészek ezekhez: Oldható
átmeneti idomok és csatlakozókAxiális kompenzátorokPótalkatrészek ezekhez: Axiális kompenzátorokDugókPótalkatrészek ezekhez: DugókFűtési csatlakozó idomokPótalkatrészek ezekhez: Fűtési csatlakozó
idomokGeberit Mapress szénacél, FKM kékPótalkatrészek ezekhez: Geberit Mapress szénacél, FKM kékRendszercsövek 1.0034Rendszercsövek 1.0215KözdarabokKarmantyúkPótalkatrészek ezekhez:
KarmantyúkSzűkítőkPótalkatrészek ezekhez: SzűkítőkÍvidomokPótalkatrészek ezekhez: ÍvidomokT-idomokPótalkatrészek ezekhez: T-idomokÁtmeneti idomok, oldhatatlanPótalkatrészek ezekhez: Átmeneti
idomok, oldhatatlanOldható átmeneti idomok és csatlakozókPótalkatrészek ezekhez: Oldható átmeneti idomok és csatlakozókDugókPótalkatrészek ezekhez: DugókKiegészítők Geberit Mapress
szénacélhozTömítések csövekhez és idomokhozBurkolatok csövekhezRögzítések csövekhezRögzítések csatlakozókhozRendszertömítésekCsavarkészletek karimás kötésekhezGeberit Mapress rézGeberit
Mapress rézPótalkatrészek ezekhez: Geberit Mapress rézKarmantyúkPótalkatrészek ezekhez: KarmantyúkSzűkítőkPótalkatrészek ezekhez: SzűkítőkÍvidomokPótalkatrészek ezekhez: ÍvidomokT-
idomokPótalkatrészek ezekhez: T-idomokBelső cirkulációPótalkatrészek ezekhez: Belső cirkulációKereszt idomokPótalkatrészek ezekhez: Kereszt idomokÁtmeneti idomok, oldhatatlanPótalkatrészek ezekhez:
Átmeneti idomok, oldhatatlanOldható átmeneti idomok és csatlakozókPótalkatrészek ezekhez: Oldható átmeneti idomok és csatlakozókDugókPótalkatrészek ezekhez: DugókCsatlakozókPótalkatrészek ezekhez:
CsatlakozókFűtési csatlakozó idomokPótalkatrészek ezekhez: Fűtési csatlakozó idomokGeberit Mapress réz, gázPótalkatrészek ezekhez: Geberit Mapress réz, gázKarmantyúkPótalkatrészek ezekhez:
KarmantyúkSzűkítőkPótalkatrészek ezekhez: SzűkítőkÍvidomokPótalkatrészek ezekhez: ÍvidomokT-idomokPótalkatrészek ezekhez: T-idomokÁtmeneti idomok, oldhatatlanPótalkatrészek ezekhez: Átmeneti
idomok, oldhatatlanOldható átmeneti idomok és csatlakozókPótalkatrészek ezekhez: Oldható átmeneti idomok és csatlakozókDugókPótalkatrészek ezekhez: DugókCsatlakozókPótalkatrészek ezekhez:
CsatlakozókGeberit Mapress réz, FKM kékPótalkatrészek ezekhez: Geberit Mapress réz, FKM kékKarmantyúkPótalkatrészek ezekhez: KarmantyúkSzűkítőkPótalkatrészek ezekhez:
SzűkítőkÍvidomokPótalkatrészek ezekhez: ÍvidomokT-idomokPótalkatrészek ezekhez: T-idomokÁtmeneti idomok, oldhatatlanPótalkatrészek ezekhez: Átmeneti idomok, oldhatatlanOldható átmeneti idomok és
csatlakozókPótalkatrészek ezekhez: Oldható átmeneti idomok és csatlakozókDugókPótalkatrészek ezekhez: DugókKiegészítők Geberit Mapress rézhezPótalkatrészek ezekhez: Kiegészítők Geberit Mapress
rézhezSzigetelések csatlakozókhozTömítések csövekhez és idomokhozBurkolatok csövekhezRögzítések csövekhezRögzítések csatlakozókhozPótalkatrészek ezekhez: Rögzítések
csatlakozókhozRendszertömítésekCsavarkészletek karimás kötésekhezGeberit higiéniai rendszerHigiéniai öblítőberendezésekPótalkatrészek ezekhez: Higiéniai öblítőberendezésekHigiéniai öblítőberendezések
tartozékaiÉrzékelőkKábelTérfogatáram korlátozóBurkolatok és takarólapokÖblítőtartályok és WC-vezérlők higiéniai öblítésselPótalkatrészek ezekhez: Öblítőtartályok és WC-vezérlők higiéniai
öblítésselBeépíthető higiéniai öblítőberendezésekPótalkatrészek ezekhez: Beépíthető higiéniai öblítőberendezésekKiegészítők öblítőtartályok és WC-vezérlők számára, higiéniai öblítésselPótalkatrészek ezekhez:
Kiegészítők öblítőtartályok és WC-vezérlők számára, higiéniai öblítésselÉrzékelőkKábelHálózati csatlakozó egységekPótalkatrészek ezekhez: Hálózati csatlakozó egységekHálózati